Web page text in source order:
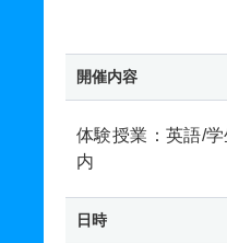
開催内容
体験授業：英語/
内
日時